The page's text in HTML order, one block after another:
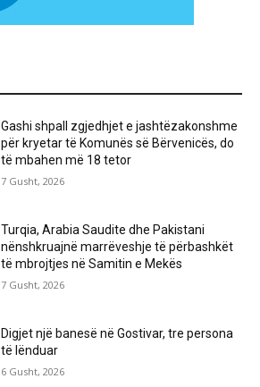
Gashi shpall zgjedhjet e jashtëzakonshme
për kryetar të Komunës së Bërvenicës, do
të mbahen më 18 tetor
7 Gusht, 2026
Turqia, Arabia Saudite dhe Pakistani
nënshkruajnë marrëveshje të përbashkët
të mbrojtjes në Samitin e Mekës
7 Gusht, 2026
Digjet një banesë në Gostivar, tre persona
të lënduar
6 Gusht, 2026